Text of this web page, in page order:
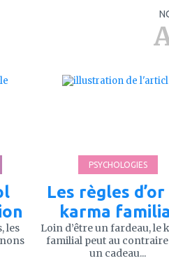
les
PSYCHOLOGIES
Les règles d’or
karma
Loin d’être un fardeau, le
familial peut au
un cadeau...